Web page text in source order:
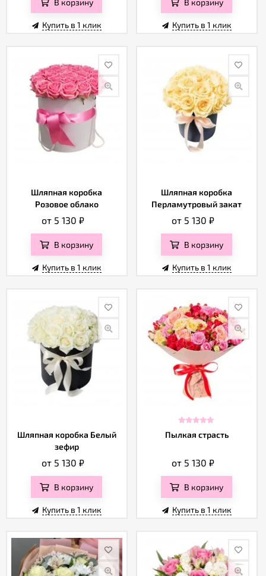
Купить в 1 клик Купить в 1 клик
Шляпная коробка
Розовое облако
от 5 130₽
В корзину
Купить в 1 клик
Шляпная коробка
Перламутровый закат
от 5 130₽
В корзину
Купить в 1 клик
Шляпная коробка Белый
зефир
от 5 130₽
В корзину
Купить в 1 клик
Пылкая страсть
от 5 130₽
В корзину
Купить в 1 клик